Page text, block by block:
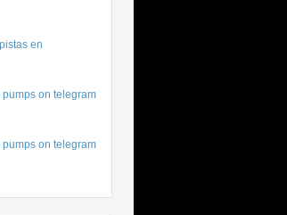
en
on telegram
on telegram